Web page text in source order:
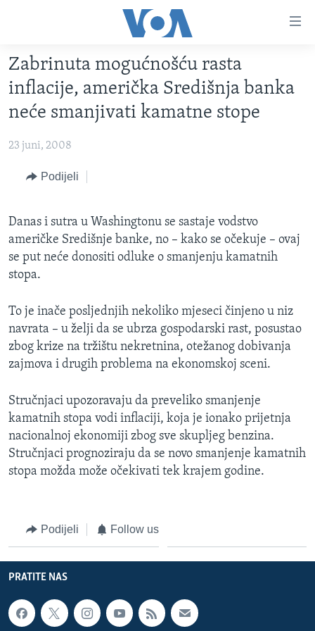
glavni
sadržaj
na
glavnu
navigaciju
VIDEO
FOTOGRAFIJE DANA
VIJESTI
SJEDINJENE AMERIČKE DRŽAVE
SVIJET
NAUKA I TEHNOLOGIJA
KORUPCIJA
SLOBODA MEDIJA
ŽENSKA STRANA
IZBJEGLIČKA STRANA
MAGAZIN
O GLASU AMERIKE
Learning English
PRATITE NAS
Zabrinuta mogućnošću rasta
inflacije, američka Središnja banka
neće smanjivati kamatne stope
23 juni, 2008
Podijeli
Danas i sutra u Washingtonu se sastaje vodstvo
američke Središnje banke, no – kako se očekuje – ovaj
se put neće donositi odluke o smanjenju kamatnih
stopa.
To je inače posljednjih nekoliko mjeseci činjeno u niz
navrata – u želji da se ubrza gospodarski rast, posustao
zbog krize na tržištu nekretnina, otežanog dobivanja
zajmova i drugih problema na ekonomskoj sceni.
Stručnjaci upozoravaju da preveliko smanjenje
kamatnih stopa vodi inflaciji, koja je ionako prijetnja
nacionalnoj ekonomiji zbog sve skupljeg benzina.
Stručnjaci prognoziraju da se novo smanjenje kamatnih
stopa možda može očekivati tek krajem godine.
Podijeli Follow us
PRATITE NAS